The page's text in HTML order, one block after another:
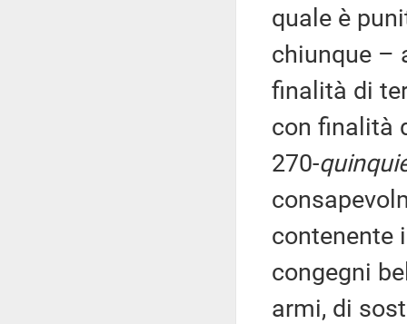
quale è
chiunque –
finalità di
con finalità
270-
contenente
congegni
armi, di